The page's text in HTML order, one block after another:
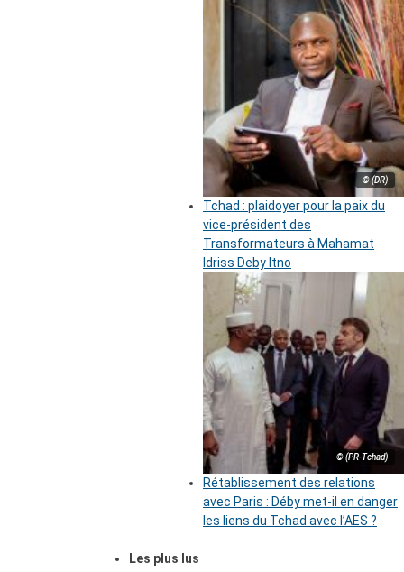
© (DR)
Tchad : plaidoyer pour la paix du
vice-président des
Transformateurs à Mahamat
Idriss Deby Itno
© (PR-Tchad)
Rétablissement des relations
avec Paris : Déby met-il en danger
les liens du Tchad avec l’AES ?
Les plus lus